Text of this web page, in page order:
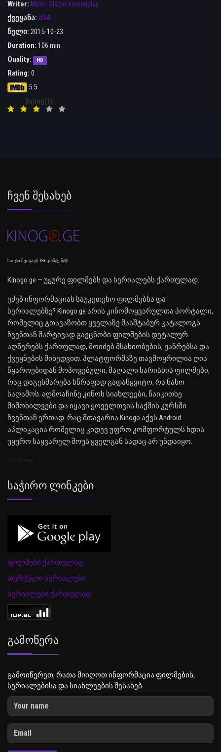
Writer: Mitch Glazer screenplay
ქვეყანა: USA
წელი: 2015-10-23
Duration: 106 min
Quality:
HD
Rating: 0
5.5
Rating(1)
Ჩვენ Შესახებ
საიტი შეიცავს 18+ კონტენტს
Kinogo.ge — უყურე ფილმებს და სერიალებს ქართულად.
ეძებ ინფორმაციას საუკეთესო ფილმებსა და
სერიალებზე? Kinogo.ge არის კინომოყვარულთა პორტალი,
რომელიც გთავაზობთ ყველაზე მასშტაბურ კატალოგს.
ჩვენთან მარტივად გაეცნობი ფილმების დეტალურ
აღწერებს ქართულად, მოიძებ მსახიობების, ჟანრებსა და
ქვეყნების მიხედვით. პლატფორმაზე თავმოყრილია ღია
წყაროებიდან მოპოვებული, მაღალი ხარისხის ფილმები,
რაც დაგეხმარება სწრაფად გადაწყვიტო, რა ნახო
საღამოს. აღმოაჩინე კინოს სიახლეები, წაიკითხე
მიმოხილვები და იყავი ყოველთვის საქმის კურსში
ჩვენთან ერთად. რაც მთავარია Kinogo აქვს Android
აპლიკაცია რომელიც კიდევ უფრო კომფორტულს ხდის
უყურო საყვარელ შოუს ყველგან სადაც არ უნდაიყო.
Საჭირო Ლინკები
ფილმები ქართულად
თურქული სერიალები
სერიალები ქართულად
Გამოწერა
გამოიწერეთ, რათა მიიღოთ ინფორმაცია ფილმების,
სერიალებისა და სიახლეების შესახებ.